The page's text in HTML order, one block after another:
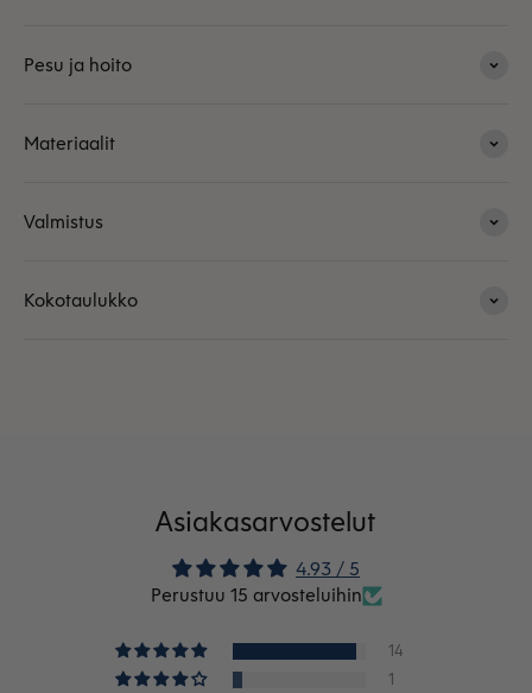
Pesu ja hoito
Materiaalit
Valmistus
Kokotaulukko
Asiakasarvostelut
4.93 / 5
Perustuu 15 arvosteluihin
14
1